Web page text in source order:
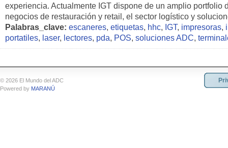
experiencia. Actualmente IGT dispone de un amplio portfolio
negocios de restauración y retail, el sector logístico y
Palabras_clave: escaneres, etiquetas, hhc, IGT, impresoras,
portatiles, laser, lectores, pda, POS, soluciones ADC,
© 2026 El Mundo del ADC
Powered by MARANÚ